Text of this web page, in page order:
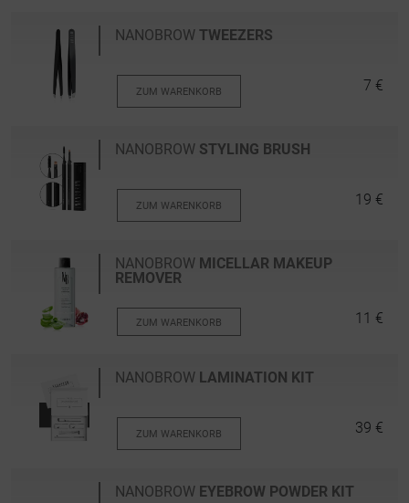
NANOBROW TWEEZERS
ZUM WARENKORB 7 €
NANOBROW STYLING BRUSH
ZUM WARENKORB 19 €
NANOBROW MICELLAR MAKEUP
REMOVER
ZUM WARENKORB 11 €
NANOBROW LAMINATION KIT
ZUM WARENKORB 39 €
NANOBROW EYEBROW POWDER KIT